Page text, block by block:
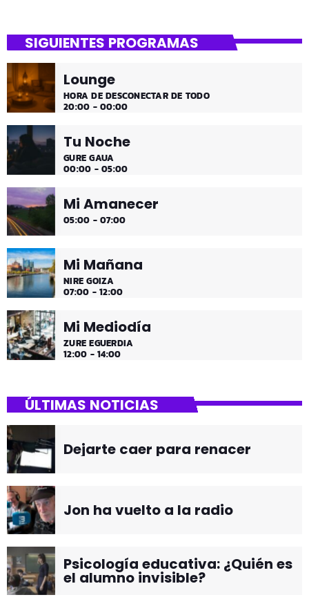
¡Toda la música!
¡Toda la música!
SIGUIENTES PROGRAMAS
Lounge
HORA DE DESCONECTAR DE TODO
20:00 - 00:00
Tu Noche
GURE GAUA
00:00 - 05:00
Mi Amanecer
05:00 - 07:00
Mi Mañana
NIRE GOIZA
07:00 - 12:00
Mi Mediodía
ZURE EGUERDIA
12:00 - 14:00
ÚLTIMAS NOTICIAS
Dejarte caer para renacer
Jon ha vuelto a la radio
Psicología educativa: ¿Quién es
el alumno invisible?